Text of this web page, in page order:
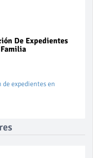
De Expedientes
de expedientes en